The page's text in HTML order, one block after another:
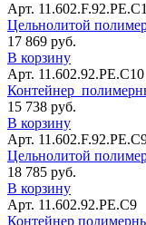
Арт.
Цельнолитой
17 869 руб.
В корзину
Арт. 11.602.92.РЕ.С10
Контейнер
15 738 руб.
В корзину
Арт.
Цельнолитой
18 785 руб.
В корзину
Арт. 11.602.92.РЕ.С9
Контейнер